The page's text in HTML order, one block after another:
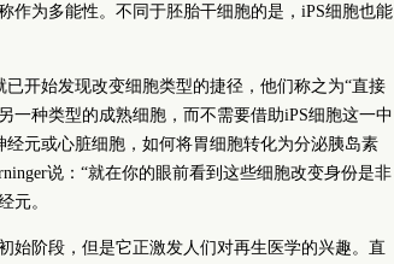
作为多能性。不同于胚胎干细胞的是，iPS细胞也能
开始发现改变细胞类型的捷径，他们称之为“直接
一种类型的成熟细胞，而不需要借助iPS细胞这一中
元或心脏细胞，如何将胃细胞转化为分泌胰岛素
说：“就在你的眼前看到这些细胞改变身份是非
元。
始阶段，但是它正激发人们对再生医学的兴趣。直